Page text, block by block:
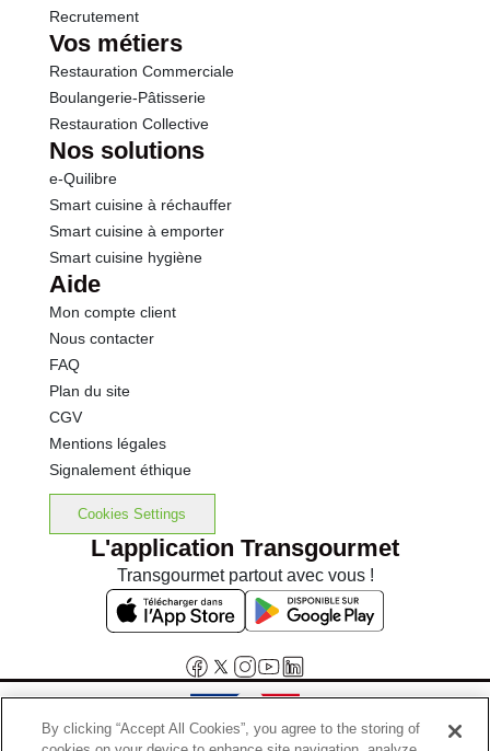
Recrutement
Vos métiers
Restauration Commerciale
Boulangerie-Pâtisserie
Restauration Collective
Nos solutions
e-Quilibre
Smart cuisine à réchauffer
Smart cuisine à emporter
Smart cuisine hygiène
Aide
Mon compte client
Nous contacter
FAQ
Plan du site
CGV
Mentions légales
Signalement éthique
Cookies Settings
L'application Transgourmet
Transgourmet partout avec vous !
By clicking “Accept All Cookies”, you agree to the storing of